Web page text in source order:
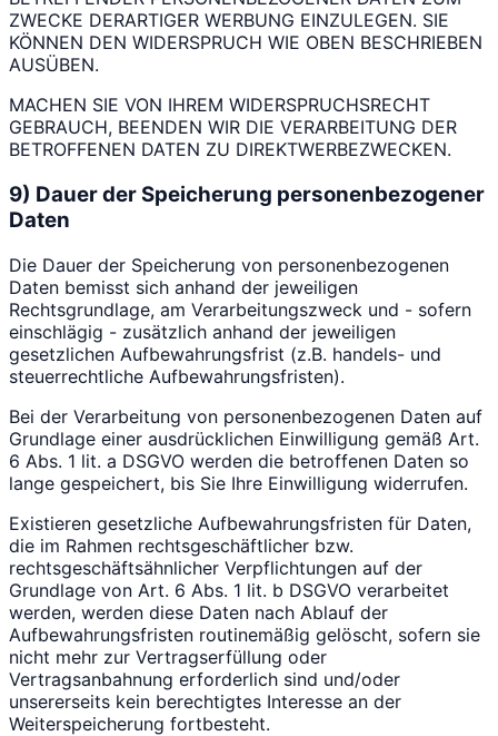
ZWECKE DERARTIGER WERBUNG EINZULEGEN. SIE
KÖNNEN DEN WIDERSPRUCH WIE OBEN BESCHRIEBEN
AUSÜBEN.
MACHEN SIE VON IHREM WIDERSPRUCHSRECHT
GEBRAUCH, BEENDEN WIR DIE VERARBEITUNG DER
BETROFFENEN DATEN ZU DIREKTWERBEZWECKEN.
9) Dauer der Speicherung personenbezogener
Daten
Die Dauer der Speicherung von personenbezogenen
Daten bemisst sich anhand der jeweiligen
Rechtsgrundlage, am Verarbeitungszweck und - sofern
einschlägig - zusätzlich anhand der jeweiligen
gesetzlichen Aufbewahrungsfrist (z.B. handels- und
steuerrechtliche Aufbewahrungsfristen).
Bei der Verarbeitung von personenbezogenen Daten auf
Grundlage einer ausdrücklichen Einwilligung gemäß Art.
6 Abs. 1 lit. a DSGVO werden die betroffenen Daten so
lange gespeichert, bis Sie Ihre Einwilligung widerrufen.
Existieren gesetzliche Aufbewahrungsfristen für Daten,
die im Rahmen rechtsgeschäftlicher bzw.
rechtsgeschäftsähnlicher Verpflichtungen auf der
Grundlage von Art. 6 Abs. 1 lit. b DSGVO verarbeitet
werden, werden diese Daten nach Ablauf der
Aufbewahrungsfristen routinemäßig gelöscht, sofern sie
nicht mehr zur Vertragserfüllung oder
Vertragsanbahnung erforderlich sind und/oder
unsererseits kein berechtigtes Interesse an der
Weiterspeicherung fortbesteht.